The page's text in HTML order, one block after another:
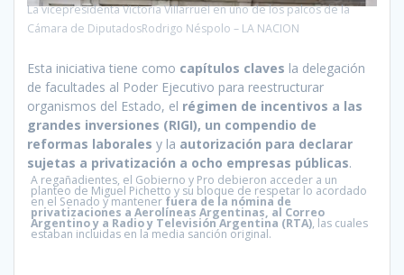
La vicepresidenta Victoria Villarruel en uno de los palcos de la
Cámara de DiputadosRodrigo Néspolo – LA NACION
Esta iniciativa tiene como capítulos claves la delegación
de facultades al Poder Ejecutivo para reestructurar
organismos del Estado, el régimen de incentivos a las
grandes inversiones (RIGI), un compendio de
reformas laborales y la autorización para declarar
sujetas a privatización a ocho empresas públicas.
A regañadientes, el Gobierno y Pro debieron acceder a un
planteo de Miguel Pichetto y su bloque de respetar lo acordado
en el Senado y mantener fuera de la nómina de
privatizaciones a Aerolíneas Argentinas, al Correo
Argentino y a Radio y Televisión Argentina (RTA), las cuales
estaban incluidas en la media sanción original.